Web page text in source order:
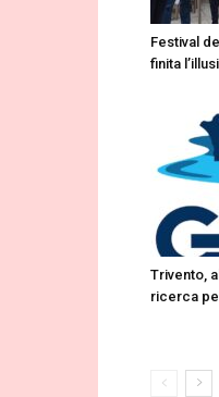
Festival
finita
Trivento,
ricerca